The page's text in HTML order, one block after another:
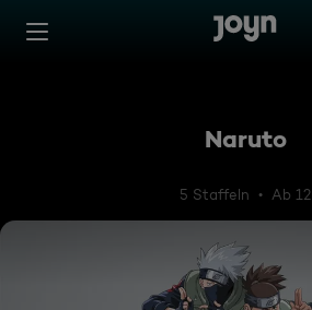
Zum Inhalt springen
Naruto
5 Staffeln Ab 12